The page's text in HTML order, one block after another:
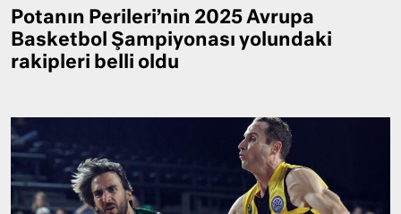
Potanın Perileri’nin 2025 Avrupa
Basketbol Şampiyonası yolundaki
rakipleri belli oldu